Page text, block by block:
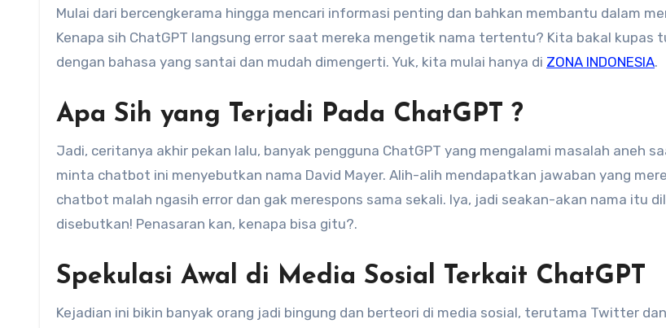
Mulai dari bercengkerama hingga mencari informasi penting dan bahkan membantu dalam
Kenapa sih ChatGPT langsung error saat mereka mengetik nama tertentu? Kita bakal kupas
dengan bahasa yang santai dan mudah dimengerti. Yuk, kita mulai hanya di ZONA INDONESIA.
Apa Sih yang Terjadi Pada ChatGPT ?
Jadi, ceritanya akhir pekan lalu, banyak pengguna ChatGPT yang mengalami masalah aneh
minta chatbot ini menyebutkan nama David Mayer. Alih-alih mendapatkan jawaban yang
chatbot malah ngasih error dan gak merespons sama sekali. Iya, jadi seakan-akan nama itu
disebutkan! Penasaran kan, kenapa bisa gitu?.
Spekulasi Awal di Media Sosial Terkait ChatGPT
Kejadian ini bikin banyak orang jadi bingung dan berteori di media sosial, terutama Twitter